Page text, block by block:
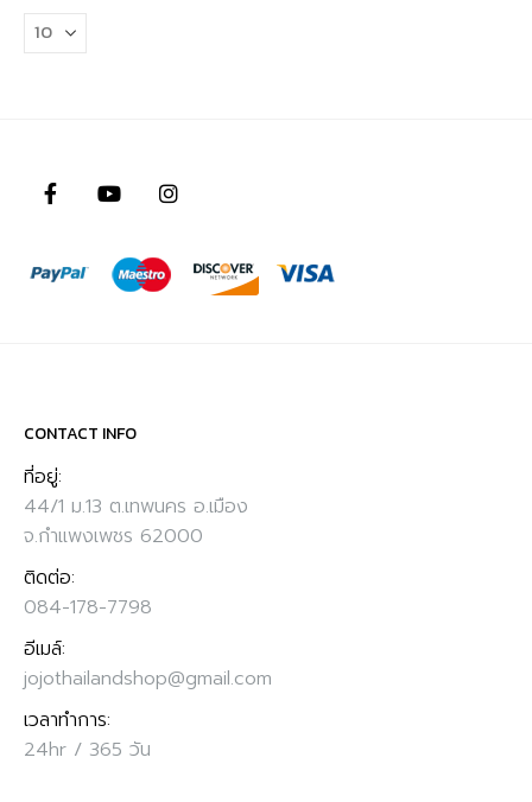
CONTACT INFO
ที่อยู่:
44/1 ม.13 ต.เทพนคร อ.เมือง
จ.กำแพงเพชร 62000
ติดต่อ:
084-178-7798
อีเมล์:
jojothailandshop@gmail.com
เวลาทำการ:
24hr / 365 วัน